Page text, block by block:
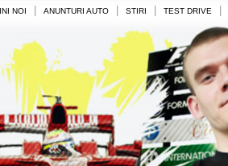
NOI ANUNTURI AUTO STIRI TEST DRIVE